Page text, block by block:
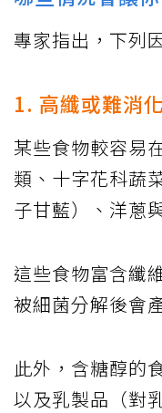
專家指出，下列
1. 高纖或難消
某些食物較容易
類、十字花科蔬
子甘藍）、洋蔥
這些食物富含纖
被細菌分解後會
此外，含糖醇的
以及乳製品（對